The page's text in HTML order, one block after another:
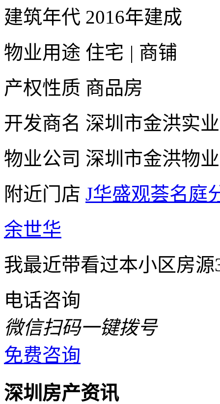
建筑年代 2016年建成
物业用途 住宅 | 商铺
产权性质 商品房
开发商名 深圳市金洪实
物业公司 深圳市金洪物
附近门店 J华盛观荟名庭
余世华
我最近带看过本小区房
电话咨询
微信扫码一键拨号
免费咨询
深圳房产资讯